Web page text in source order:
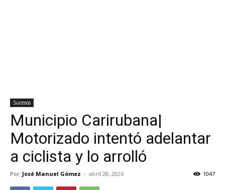
Sucesos
Municipio Carirubana|
Motorizado intentó adelantar
a ciclista y lo arrolló
Por José Manuel Gómez - abril 28, 2026 1047